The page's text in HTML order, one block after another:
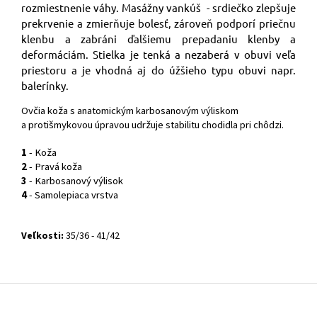
rozmiestnenie váhy. Masážny vankúš - srdiečko zlepšuje
prekrvenie a zmierňuje bolesť, zároveň podporí priečnu
klenbu a zabráni ďalšiemu prepadaniu klenby a
deformáciám. Stielka je tenká a nezaberá v obuvi veľa
priestoru a je vhodná aj do úžšieho typu obuvi napr.
balerínky.
Ovčia koža s anatomickým karbosanovým výliskom
a protišmykovou úpravou udržuje stabilitu chodidla pri chôdzi.
1- Koža
2- Pravá koža
3- Karbosanový výlisok
4- Samolepiaca vrstva
Veľkosti: 35/36 - 41/42
Z